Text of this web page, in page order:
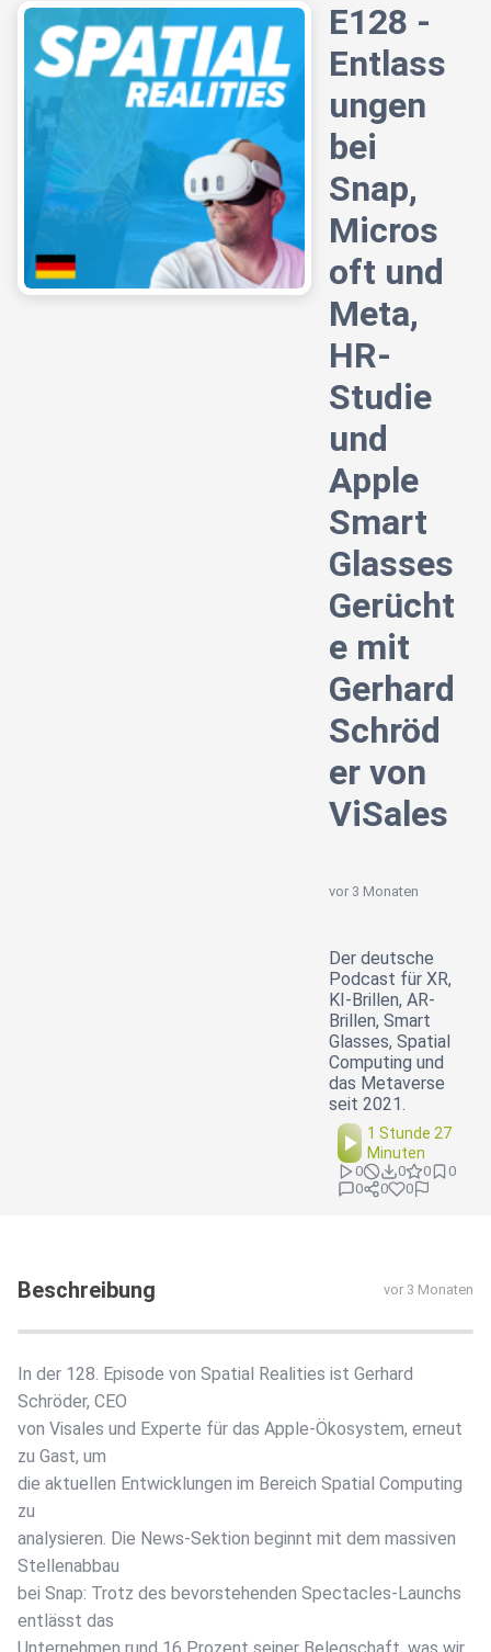
E128 -
Entlass
ungen
bei
Snap,
Micros
oft und
Meta,
HR-
Studie
und
Apple
Smart
Glasses
Gerücht
e mit
Gerhard
Schröd
er von
ViSales
vor 3 Monaten
Der deutsche
Podcast für XR,
KI-Brillen, AR-
Brillen, Smart
Glasses, Spatial
Computing und
das Metaverse
seit 2021.
1 Stunde 27
Minuten
0 0 0
0
0
0 0
Beschreibung vor 3 Monaten
In der 128. Episode von Spatial Realities ist Gerhard
Schröder, CEO
von Visales und Experte für das Apple-Ökosystem, erneut
zu Gast, um
die aktuellen Entwicklungen im Bereich Spatial Computing
zu
analysieren. Die News-Sektion beginnt mit dem massiven
Stellenabbau
bei Snap: Trotz des bevorstehenden Spectacles-Launchs
entlässt das